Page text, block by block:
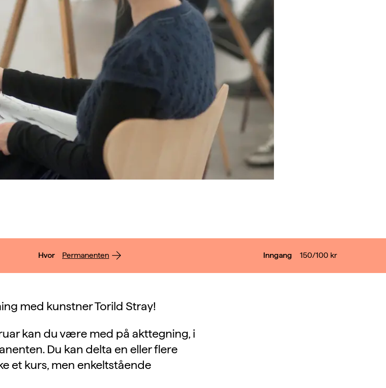
Hvor Permanenten Inngang 150/100 kr
med kunstner Torild Stray!
kan du være med på akttegning, i
Du kan delta en eller flere
et kurs, men enkeltstående